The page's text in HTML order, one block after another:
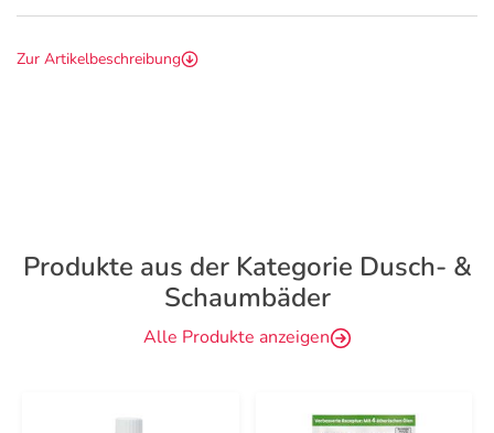
Zur Artikelbeschreibung
Produkte aus der Kategorie Dusch- &
Schaumbäder
Alle Produkte anzeigen